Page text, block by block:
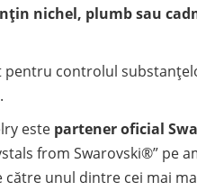
nichel, plumb sau
controlul
este partener oficial
from Swarovski®” pe
unul dintre cei mai